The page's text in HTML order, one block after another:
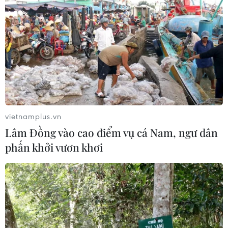
hưởng ra sao khi bão số 3 Kujira đi
vào Biển Đông?
05/08/2026 04:56
Áp thấp nhiệt đới mạnh lên thành
bão số 3, vùng ven biển không bị ảnh
hưởng
05/08/2026 01:41
Xem thêm
CƠ QUAN CHỦ QUẢN: THÔNG TẤN XÃ VIỆT NAM
vietnamplus.vn
Lâm Đồng vào cao điểm vụ cá Nam, ngư dân
phấn khởi vươn khơi